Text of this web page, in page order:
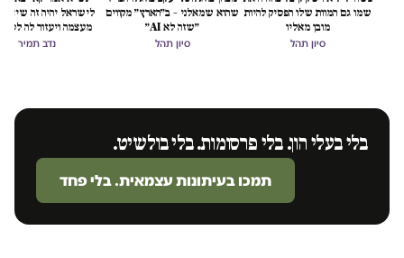
שמו גם המוות שלו הפסיק להיות
מובן מאליו
סיון תהל
שהוא שמאלני – ב״הארץ״ מקווים
״שזה לא AI״
סיון תהל
לישראל יהיה זה
מעצמה ויעזור לה
הכיבוש
נדב תמיר
בלי בעלי הון. בלי פרסומות. בלי בולשיט.
תמכו בעיתונות עצמאית. בלי פחד